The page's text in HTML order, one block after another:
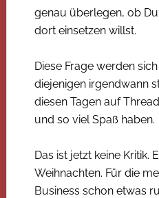
genau überlegen, ob
dort einsetzen willst.
Diese Frage werden
diejenigen irgendwann
diesen Tagen auf
und so viel Spaß haben.
Das ist jetzt keine Kritik.
Weihnachten. Für die
Business schon etwas